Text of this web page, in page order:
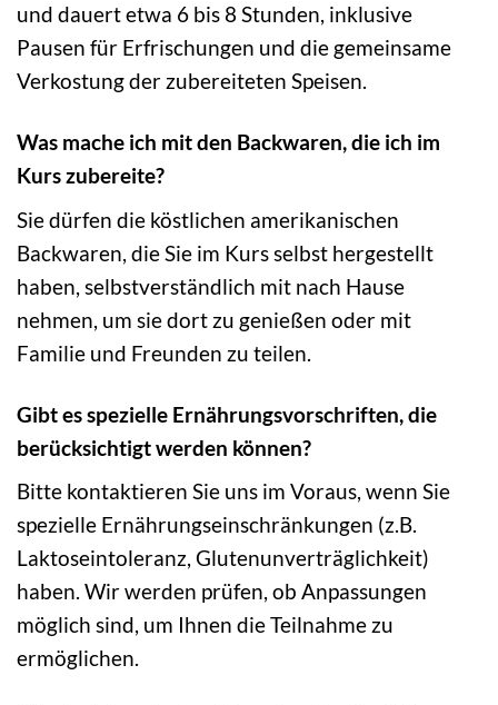
und dauert etwa 6 bis 8 Stunden, inklusive
Pausen für Erfrischungen und die gemeinsame
Verkostung der zubereiteten Speisen.
Was mache ich mit den Backwaren, die ich im
Kurs zubereite?
Sie dürfen die köstlichen amerikanischen
Backwaren, die Sie im Kurs selbst hergestellt
haben, selbstverständlich mit nach Hause
nehmen, um sie dort zu genießen oder mit
Familie und Freunden zu teilen.
Gibt es spezielle Ernährungsvorschriften, die
berücksichtigt werden können?
Bitte kontaktieren Sie uns im Voraus, wenn Sie
spezielle Ernährungseinschränkungen (z.B.
Laktoseintoleranz, Glutenunverträglichkeit)
haben. Wir werden prüfen, ob Anpassungen
möglich sind, um Ihnen die Teilnahme zu
ermöglichen.